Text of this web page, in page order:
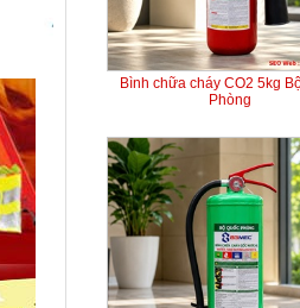
Bình chữa cháy CO2 5kg
Phòng